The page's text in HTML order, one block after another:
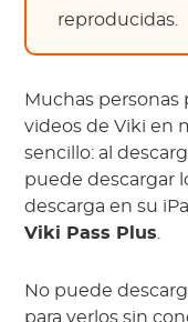
reproducidas.
Muchas
videos de Viki en
sencillo: al
puede descargar
descarga en su
Viki Pass Plus.
No puede
para verlos sin